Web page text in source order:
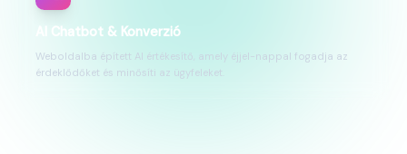
AI Chatbot & Konverzió
Weboldalba épített AI értékesítő, amely éjjel-nappal fogadja az
érdeklődőket és minősíti az ügyfeleket.